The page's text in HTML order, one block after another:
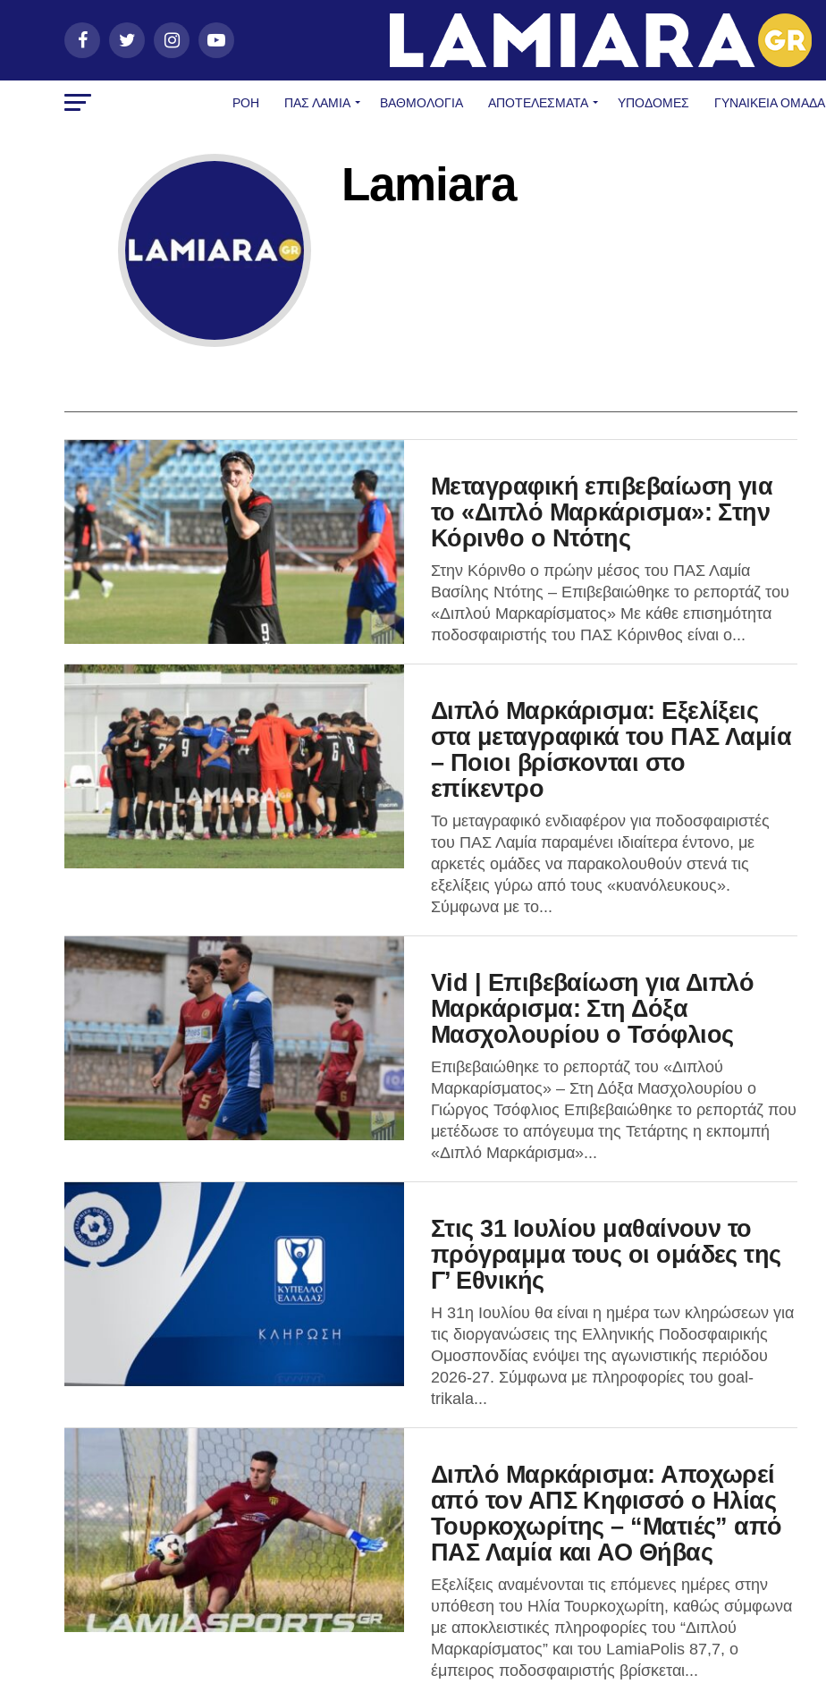
ΡΟΗ ΠΑΣ ΛΑΜΊΑ ΒΑΘΜΟΛΟΓΙΑ ΑΠΟΤΕΛΕΣΜΑΤΑ ΥΠΟΔΟΜΈΣ ΓΥΝΑΙΚΕΊΑ ΟΜΆΔΑ
Lamiara
Μεταγραφική επιβεβαίωση για
το «Διπλό Μαρκάρισμα»: Στην
Κόρινθο ο Ντότης
Στην Κόρινθο ο πρώην μέσος του ΠΑΣ Λαμία
Βασίλης Ντότης – Επιβεβαιώθηκε το ρεπορτάζ του
«Διπλού Μαρκαρίσματος» Με κάθε επισημότητα
ποδοσφαιριστής του ΠΑΣ Κόρινθος είναι ο...
Διπλό Μαρκάρισμα: Εξελίξεις
στα μεταγραφικά του ΠΑΣ Λαμία
– Ποιοι βρίσκονται στο
επίκεντρο
Το μεταγραφικό ενδιαφέρον για ποδοσφαιριστές
του ΠΑΣ Λαμία παραμένει ιδιαίτερα έντονο, με
αρκετές ομάδες να παρακολουθούν στενά τις
εξελίξεις γύρω από τους «κυανόλευκους».
Σύμφωνα με το...
Vid | Επιβεβαίωση για Διπλό
Μαρκάρισμα: Στη Δόξα
Μασχολουρίου ο Τσόφλιος
Επιβεβαιώθηκε το ρεπορτάζ του «Διπλού
Μαρκαρίσματος» – Στη Δόξα Μασχολουρίου ο
Γιώργος Τσόφλιος Επιβεβαιώθηκε το ρεπορτάζ που
μετέδωσε το απόγευμα της Τετάρτης η εκπομπή
«Διπλό Μαρκάρισμα»...
Στις 31 Ιουλίου μαθαίνουν το
πρόγραμμα τους οι ομάδες της
Γ’ Εθνικής
Η 31η Ιουλίου θα είναι η ημέρα των κληρώσεων για
τις διοργανώσεις της Ελληνικής Ποδοσφαιρικής
Ομοσπονδίας ενόψει της αγωνιστικής περιόδου
2026-27. Σύμφωνα με πληροφορίες του goal-
trikala...
Διπλό Μαρκάρισμα: Αποχωρεί
από τον ΑΠΣ Κηφισσό ο Ηλίας
Τουρκοχωρίτης – “Ματιές” από
ΠΑΣ Λαμία και ΑΟ Θήβας
Εξελίξεις αναμένονται τις επόμενες ημέρες στην
υπόθεση του Ηλία Τουρκοχωρίτη, καθώς σύμφωνα
με αποκλειστικές πληροφορίες του “Διπλού
Μαρκαρίσματος” και του LamiaPolis 87,7, ο
έμπειρος ποδοσφαιριστής βρίσκεται...